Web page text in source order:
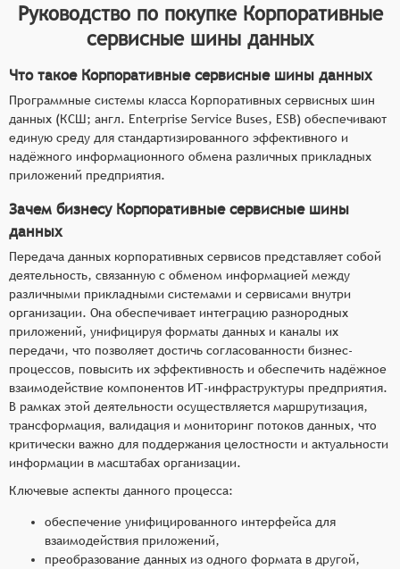
Руководство по покупке Корпоративные
сервисные шины данных
Что такое Корпоративные сервисные шины данных
Программные системы класса Корпоративных сервисных шин
данных (КСШ; англ. Enterprise Service Buses, ESB) обеспечивают
единую среду для стандартизированного эффективного и
надёжного информационного обмена различных прикладных
приложений предприятия.
Зачем бизнесу Корпоративные сервисные шины
данных
Передача данных корпоративных сервисов представляет собой
деятельность, связанную с обменом информацией между
различными прикладными системами и сервисами внутри
организации. Она обеспечивает интеграцию разнородных
приложений, унифицируя форматы данных и каналы их
передачи, что позволяет достичь согласованности бизнес-
процессов, повысить их эффективность и обеспечить надёжное
взаимодействие компонентов ИТ-инфраструктуры предприятия.
В рамках этой деятельности осуществляется маршрутизация,
трансформация, валидация и мониторинг потоков данных, что
критически важно для поддержания целостности и актуальности
информации в масштабах организации.
Ключевые аспекты данного процесса:
обеспечение унифицированного интерфейса для
взаимодействия приложений,
преобразование данных из одного формата в другой,